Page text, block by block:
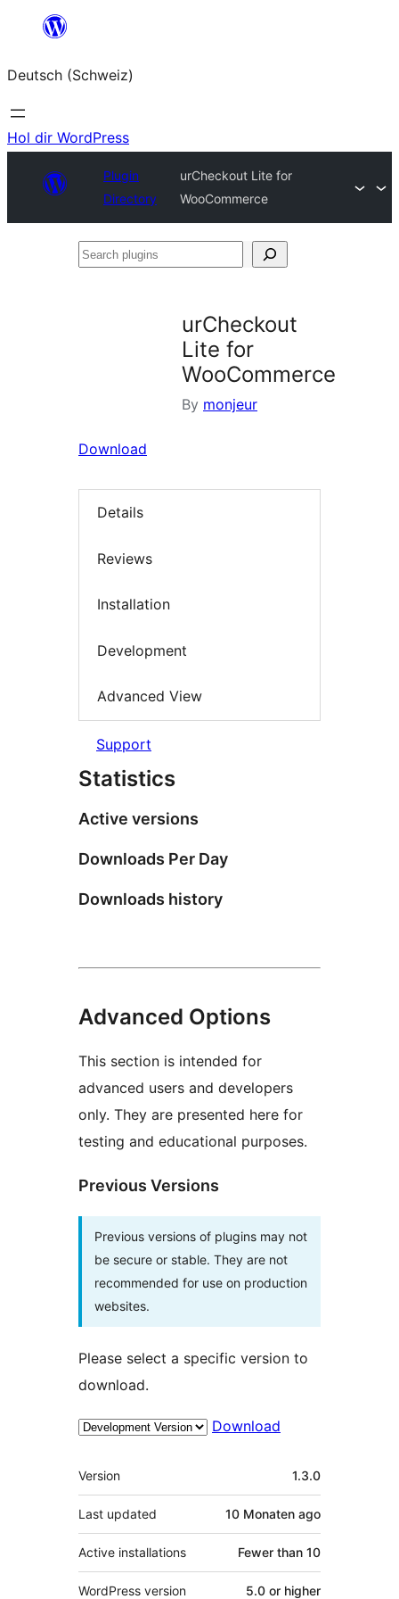
springen
Deutsch (Schweiz)
Hol dir WordPress
Plugin
Directory
urCheckout Lite for
WooCommerce
Search
urCheckout
Lite for
WooCommerce
By monjeur
Download
Details
Reviews
Installation
Development
Advanced View
Support
Statistics
Active versions
Downloads Per Day
Downloads history
Advanced Options
This section is intended for
advanced users and developers
only. They are presented here for
testing and educational purposes.
Previous Versions
Previous versions of plugins may not
be secure or stable. They are not
recommended for use on production
websites.
Please select a specific version to
download.
Download
Meta
Version 1.3.0
Last updated 10 Monaten ago
Active installations Fewer than 10
WordPress version 5.0 or higher